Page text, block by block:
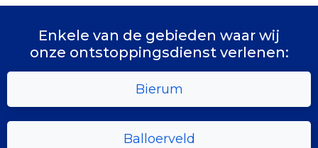
Enkele van de gebieden waar wij
onze ontstoppingsdienst verlenen:
Bierum
Balloerveld